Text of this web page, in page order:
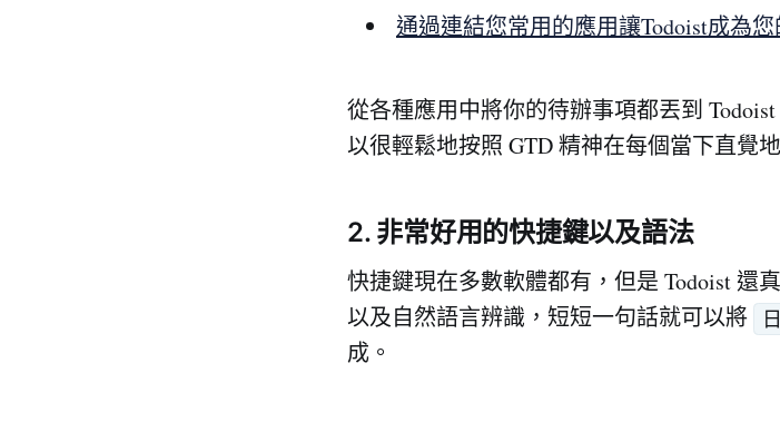
通過連結您常用的應用讓Todoist成為
從各種應用中將你的待辦事項都丟到
以很輕鬆地按照 GTD 精神在每個當下直覺
2. 非常好用的快捷鍵以及語法
快捷鍵現在多數軟體都有，但是 Todoist 還
以及自然語言辨識，短短一句話就可以將
成。